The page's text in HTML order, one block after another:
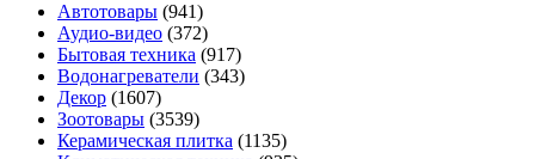
Автотовары (941)
Аудио-видео (372)
Бытовая техника (917)
Водонагреватели (343)
Декор (1607)
Зоотовары (3539)
Керамическая плитка (1135)